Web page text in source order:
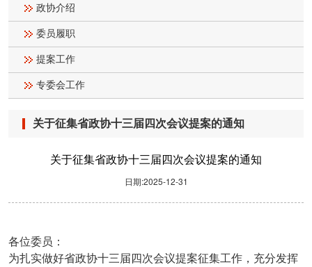
政协介绍
委员履职
提案工作
专委会工作
关于征集省政协十三届四次会议提案的通知
关于征集省政协十三届四次会议提案的通知
日期:2025-12-31
各位委员：
为扎实做好省政协十三届四次会议提案征集工作，充分发挥